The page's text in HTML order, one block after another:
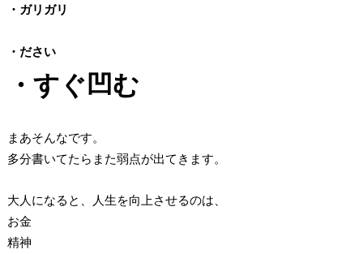
・ガリガリ
・ださい
・すぐ凹む
まあそんなです。
多分書いてたらまた弱点が出てきます。
大人になると、人生を向上させるのは、
お金
精神